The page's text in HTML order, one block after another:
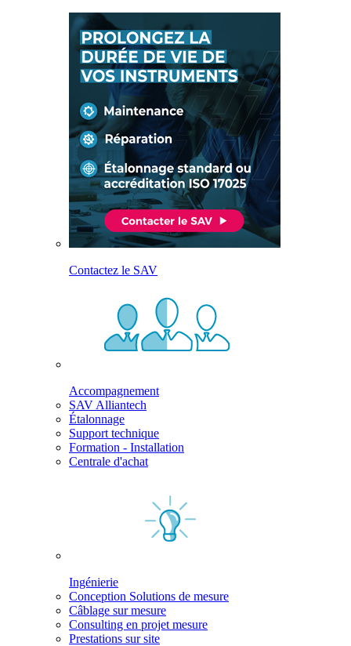
Contactez le SAV
Accompagnement
SAV Alliantech
Étalonnage
Support technique
Formation - Installation
Centrale d'achat
Ingénierie
Conception Solutions de mesure
Câblage sur mesure
Consulting en projet mesure
Prestations sur site